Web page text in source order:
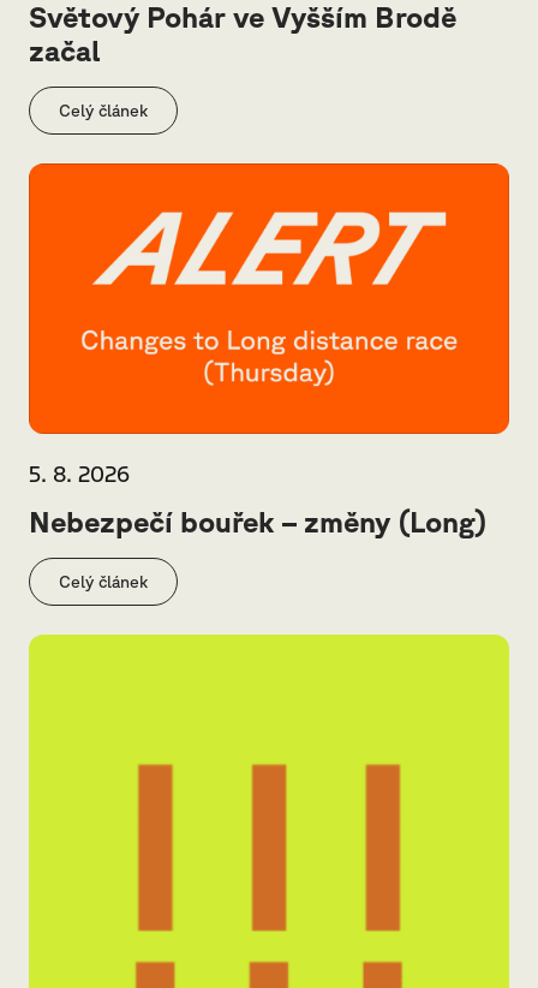
Světový Pohár ve Vyšším Brodě
začal
Celý článek
5. 8. 2026
Nebezpečí bouřek – změny (Long)
Celý článek